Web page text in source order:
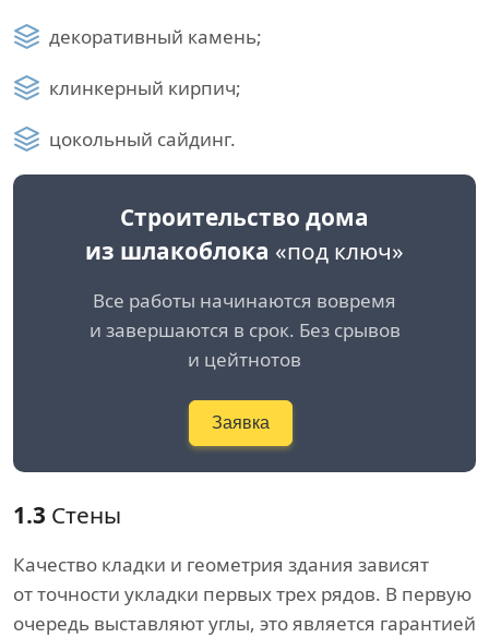
декоративный камень;
клинкерный кирпич;
цокольный сайдинг.
Строительство дома
из шлакоблока «под ключ»
Все работы начинаются вовремя
и завершаются в срок. Без срывов
и цейтнотов
Заявка
1.3 Стены
Качество кладки и геометрия здания зависят
от точности укладки первых трех рядов. В первую
очередь выставляют углы, это является гарантией